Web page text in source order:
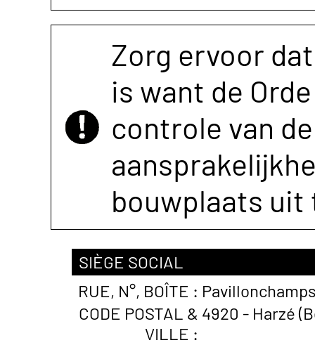
Zorg ervoor
is want de
controle van
bouwplaats uit
SIÈGE SOCIAL
RUE, N°, BOÎTE :
CODE POSTAL &
VILLE :
4920 - Harzé